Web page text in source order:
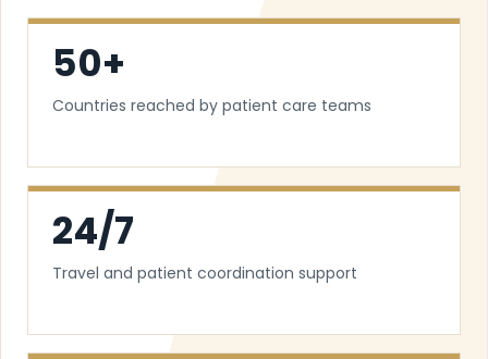
50+
Countries reached by patient care teams
24/7
Travel and patient coordination support